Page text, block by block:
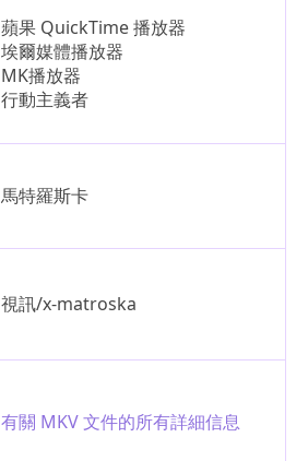
蘋果 QuickTime 播放器
埃爾媒體播放器
MK播放器
行動主義者
馬特羅斯卡
視訊/x-matroska
有關 MKV 文件的所有詳細信息